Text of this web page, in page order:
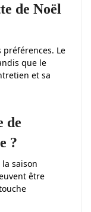
de Noël
préférences. Le
que le
et sa
de
?
saison
être